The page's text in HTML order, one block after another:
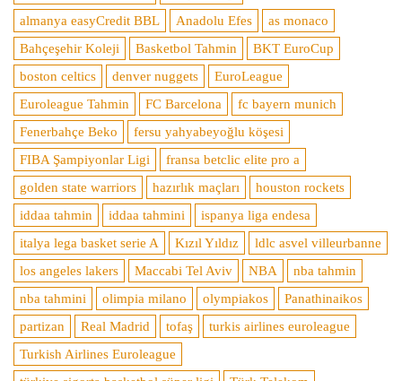
almanya easyCredit BBL
Anadolu Efes
as monaco
Bahçeşehir Koleji
Basketbol Tahmin
BKT EuroCup
boston celtics
denver nuggets
EuroLeague
Euroleague Tahmin
FC Barcelona
fc bayern munich
Fenerbahçe Beko
fersu yahyabeyoğlu köşesi
FIBA Şampiyonlar Ligi
fransa betclic elite pro a
golden state warriors
hazırlık maçları
houston rockets
iddaa tahmin
iddaa tahmini
ispanya liga endesa
italya lega basket serie A
Kızıl Yıldız
ldlc asvel villeurbanne
los angeles lakers
Maccabi Tel Aviv NBA
nba tahmin
nba tahmini
olimpia milano olympiakos
Panathinaikos
partizan
Real Madrid tofaş
turkis airlines euroleague
Turkish Airlines Euroleague